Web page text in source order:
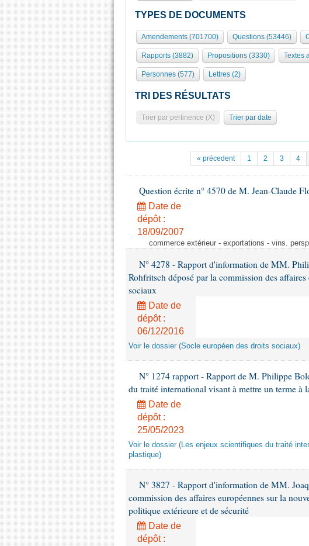
TYPES DE DOCUMENTS
Amendements (701700) Questions (53446)
Rapports (3882) Propositions (3330) Textes
Personnes (577) Lettres (2)
TRI DES RÉSULTATS
Trier par pertinence (X) Trier par date
« précedent 1 2 3 4
Question écrite n° 4570 de M. Jean-Claude
Date de
dépôt :
18/09/2007
commerce extérieur - exportations - vins.
N° 4278 - Rapport d'information de MM.
Rohfritsch déposé par la commission des
sociaux
Date de
dépôt :
06/12/2016
Voir le dossier (Socle européen des droits sociaux)
N° 1274 rapport - Rapport de M. Philippe
du traité international visant à mettre un terme à
Date de
dépôt :
25/05/2023
Voir le dossier (Les enjeux scientifiques du traité
plastique)
N° 3827 - Rapport d'information de MM.
commission des affaires européennes sur la
politique extérieure et de sécurité
Date de
dépôt :